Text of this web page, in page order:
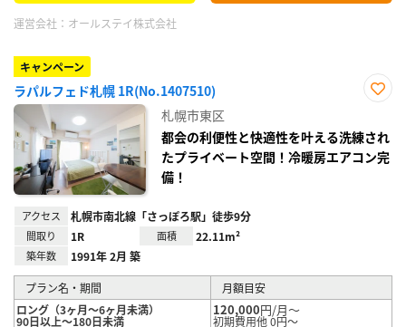
運営会社： オールステイ株式会社
キャンペーン
ラパルフェド札幌 1R(No.1407510)
り登
録
札幌市東区
都会の利便性と快適性を叶える洗練され
たプライベート空間！冷暖房エアコン完
備！
アクセス 札幌市南北線「さっぽろ駅」徒歩9分
間取り 1R 面積 22.11m²
築年数 1991年 2月 築
プラン名・期間
月額目安
ロング（3ヶ月～6ヶ月未満）
90日以上～180日未満
120,000円/月～
初期費用他 0円～